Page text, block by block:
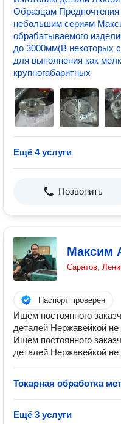
Образцам
небольшим сериям
обрабатываемого
до 3000мм(В некоторых
для выполнения как
крупногабаритных
Ещё 4 услуги
Позвонить
Максим
Саратов,
Паспорт проверен
Ищем постоянного
деталей Нержавейкой
Ищем постоянного
деталей Нержавейкой
Токарная обработка
Ещё 3 услуги